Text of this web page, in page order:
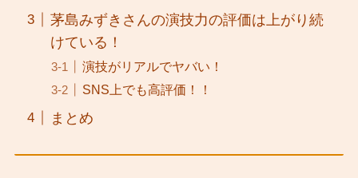
茅島みずきさんの演技力の評価は上がり続
けている！
演技がリアルでヤバい！
SNS上でも高評価！！
まとめ